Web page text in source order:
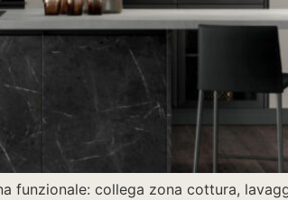
funzionale: collega zona cottura,